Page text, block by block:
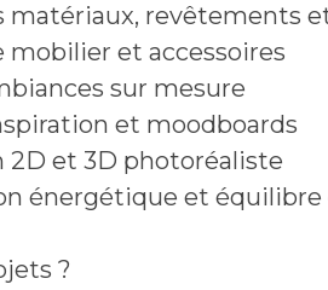
matériaux, revêtements
mobilier et accessoires
sur mesure
et moodboards
2D et 3D photoréaliste
énergétique et équilibre
?